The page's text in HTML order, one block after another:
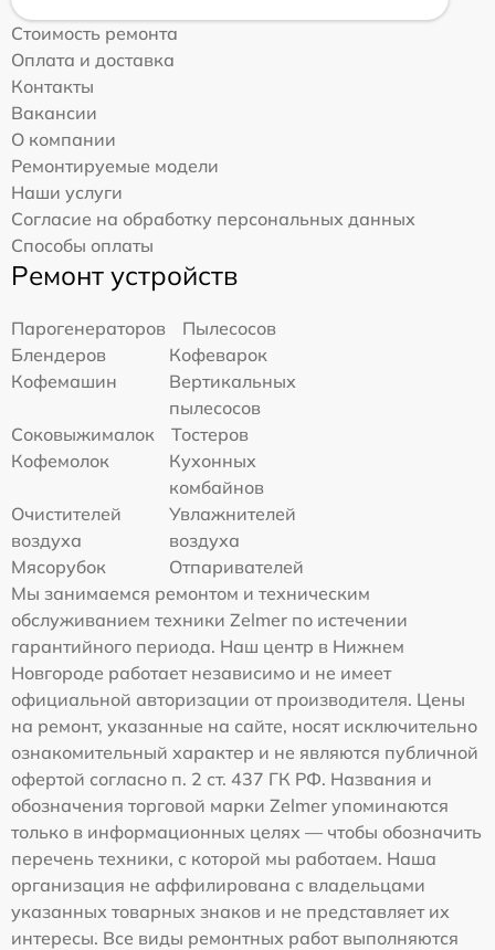
Стоимость ремонта
Оплата и доставка
Контакты
Вакансии
О компании
Ремонтируемые модели
Наши услуги
Согласие на обработку персональных данных
Способы оплаты
Ремонт устройств
Парогенераторов
Пылесосов
Блендеров
Кофеварок
Кофемашин
Вертикальных
пылесосов
Соковыжималок
Тостеров
Кофемолок
Кухонных
комбайнов
Очистителей
воздуха
Увлажнителей
воздуха
Мясорубок
Отпаривателей
Мы занимаемся ремонтом и техническим
обслуживанием техники Zelmer по истечении
гарантийного периода. Наш центр в Нижнем
Новгороде работает независимо и не имеет
официальной авторизации от производителя. Цены
на ремонт, указанные на сайте, носят исключительно
ознакомительный характер и не являются публичной
офертой согласно п. 2 ст. 437 ГК РФ. Названия и
обозначения торговой марки Zelmer упоминаются
только в информационных целях — чтобы обозначить
перечень техники, с которой мы работаем. Наша
организация не аффилирована с владельцами
указанных товарных знаков и не представляет их
интересы. Все виды ремонтных работ выполняются